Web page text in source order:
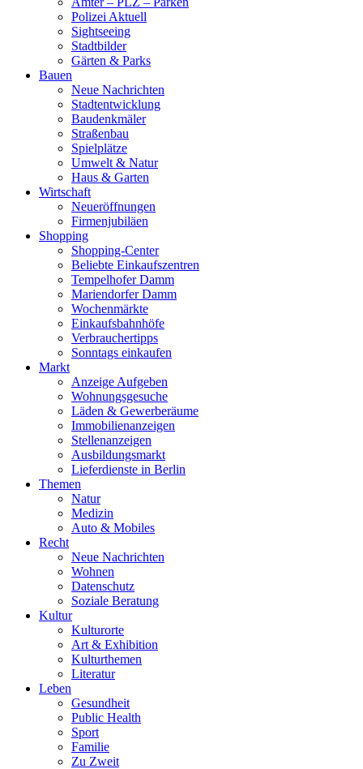
Polizei Aktuell
Sightseeing
Stadtbilder
Gärten & Parks
Bauen
Neue Nachrichten
Stadtentwicklung
Baudenkmäler
Straßenbau
Spielplätze
Umwelt & Natur
Haus & Garten
Wirtschaft
Neueröffnungen
Firmenjubiläen
Shopping
Shopping-Center
Beliebte Einkaufszentren
Tempelhofer Damm
Mariendorfer Damm
Wochenmärkte
Einkaufsbahnhöfe
Verbrauchertipps
Sonntags einkaufen
Markt
Anzeige Aufgeben
Wohnungsgesuche
Läden & Gewerberäume
Immobilienanzeigen
Stellenanzeigen
Ausbildungsmarkt
Lieferdienste in Berlin
Themen
Natur
Medizin
Auto & Mobiles
Recht
Neue Nachrichten
Wohnen
Datenschutz
Soziale Beratung
Kultur
Kulturorte
Art & Exhibition
Kulturthemen
Literatur
Leben
Gesundheit
Public Health
Sport
Familie
Zu Zweit